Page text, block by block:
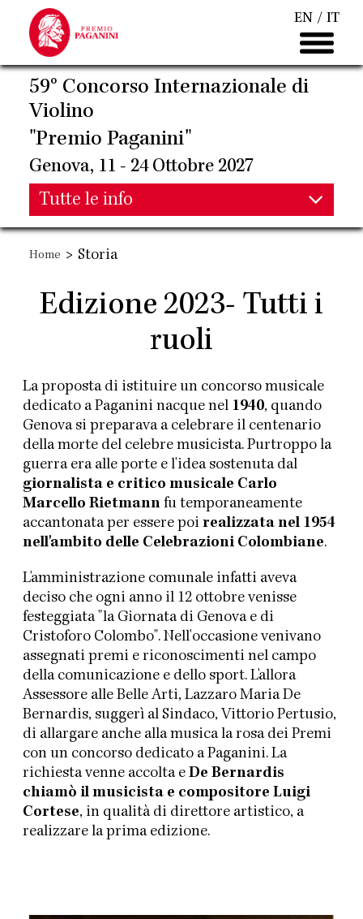
contenuto
principale
EN IT
59° Concorso Internazionale di
Violino
"Premio Paganini"
Genova, 11 - 24 Ottobre 2027
Main
navigation
Tutte le info
Main
navigation
Home > Storia
Edizione 2023- Tutti i
ruoli
La proposta di istituire un concorso musicale
dedicato a Paganini nacque nel 1940, quando
Genova si preparava a celebrare il centenario
della morte del celebre musicista. Purtroppo la
guerra era alle porte e l'idea sostenuta dal
giornalista e critico musicale Carlo
Marcello Rietmann fu temporaneamente
accantonata per essere poi realizzata nel 1954
nell'ambito delle Celebrazioni Colombiane.
L'amministrazione comunale infatti aveva
deciso che ogni anno il 12 ottobre venisse
festeggiata "la Giornata di Genova e di
Cristoforo Colombo". Nell'occasione venivano
assegnati premi e riconoscimenti nel campo
della comunicazione e dello sport. L'allora
Assessore alle Belle Arti, Lazzaro Maria De
Bernardis, suggerì al Sindaco, Vittorio Pertusio,
di allargare anche alla musica la rosa dei Premi
con un concorso dedicato a Paganini. La
richiesta venne accolta e De Bernardis
chiamò il musicista e compositore Luigi
Cortese, in qualità di direttore artistico, a
realizzare la prima edizione.